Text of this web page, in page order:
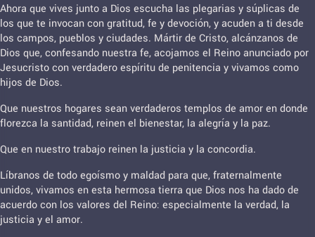
Ahora que vives junto a Dios escucha las plegarias y súplicas de
los que te invocan con gratitud, fe y devoción, y acuden a ti desde
los campos, pueblos y ciudades. Mártir de Cristo, alcánzanos de
Dios que, confesando nuestra fe, acojamos el Reino anunciado por
Jesucristo con verdadero espíritu de penitencia y vivamos como
hijos de Dios.
Que nuestros hogares sean verdaderos templos de amor en donde
florezca la santidad, reinen el bienestar, la alegría y la paz.
Que en nuestro trabajo reinen la justicia y la concordia.
Líbranos de todo egoísmo y maldad para que, fraternalmente
unidos, vivamos en esta hermosa tierra que Dios nos ha dado de
acuerdo con los valores del Reino: especialmente la verdad, la
justicia y el amor.